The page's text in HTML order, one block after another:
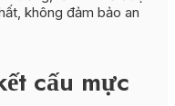
không đảm bảo an
cấu mực